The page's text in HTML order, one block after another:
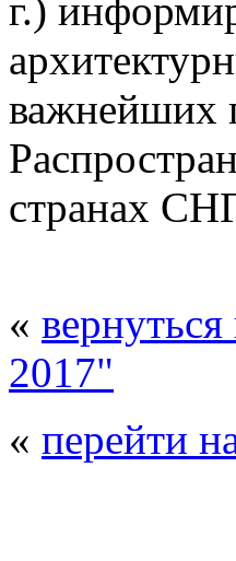
г.)
важнейших
странах
«
2017"
« перейти